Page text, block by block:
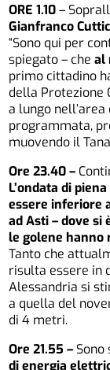
ORE 1.10–
Gianfranco
“Sono qui per
spiegato – cheal
primo cittadino
della Protezione
a lungo
programmata,
muovendo il
Ore 23.40 –
L’ondata di
essere inferiore
ad Asti – dove si
le golene hanno
Tanto che
risulta essere in
Alessandria si
a quella del
di 4 metri.
Ore 21.55 –
di energia